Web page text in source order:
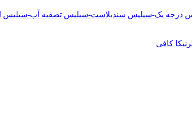
درجه یک-سیلیس سندبلاست-سیلیس تصفیه آب-
کافی